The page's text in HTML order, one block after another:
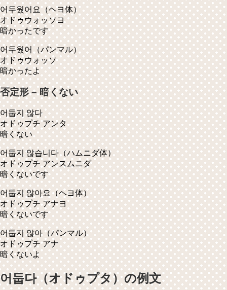
어두웠어요（ヘヨ体）
オドゥウォッソヨ
暗かったです
어두웠어
（パンマル）
オドゥウォッソ
暗かったよ
否定形 – 暗くない
어둡지 않다
オドゥプチ アンタ
暗くない
어둡지 않습니다（ハムニダ体）
オドゥプチ アンスムニダ
暗くないです
어둡지 않아요 （ヘヨ体）
オドゥプチ アナヨ
暗くないです
어둡지 않아（パンマル）
オドゥプチ アナ
暗くないよ
어둡다（オドゥプタ）の例文